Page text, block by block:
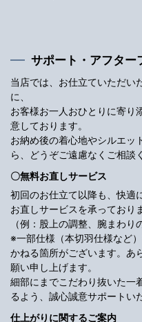
サポート・アフター
当店では、お仕立ていただい
に、
お客様お一人おひとりに寄り
意しております。
お納め後の着心地やシルエッ
ら、どうぞご遠慮なくご相談
〇無料お直しサービス
初回のお仕立て以降も、快適
お直しサービスを承っており
（例：股上の調整、腕まわり
※一部仕様（本切羽仕様など
かねる箇所がございます。あ
願い申し上げます。
細部にまでこだわり抜いた一
るよう、誠心誠意サポートい
仕上がりに関するご案内